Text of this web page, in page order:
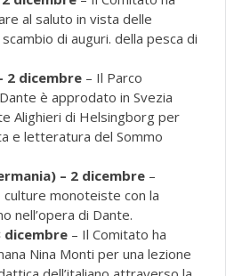
al saluto in vista delle
di auguri. della pesca di
2 dicembre – Il Parco
è approdato in Svezia
Alighieri di Helsingborg per
e letteratura del Sommo
– 2 dicembre –
monoteiste con la
nell’opera di Dante.
dicembre – Il Comitato ha
Nina Monti per una lezione